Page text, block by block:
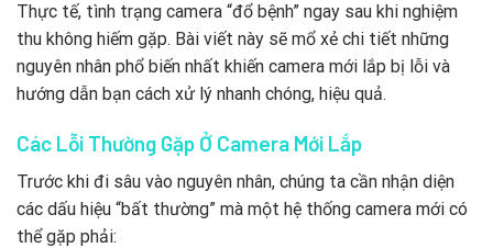
Thực tế, tình trạng camera “đổ bệnh” ngay sau khi nghiệm
thu không hiếm gặp. Bài viết này sẽ mổ xẻ chi tiết những
nguyên nhân phổ biến nhất khiến camera mới lắp bị lỗi và
hướng dẫn bạn cách xử lý nhanh chóng, hiệu quả.
Các Lỗi Thường Gặp Ở Camera Mới Lắp
Trước khi đi sâu vào nguyên nhân, chúng ta cần nhận diện
các dấu hiệu “bất thường” mà một hệ thống camera mới có
thể gặp phải: